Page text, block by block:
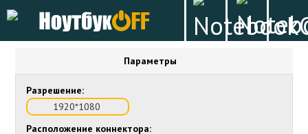
Параметры
Разрешение:
1920*1080
Расположение коннектора: